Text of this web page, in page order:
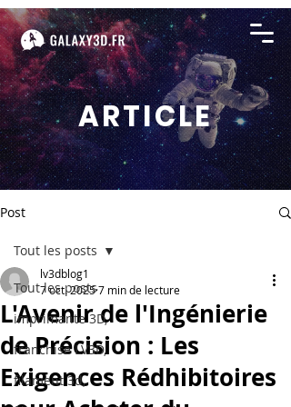
ARTICLE
Post
Tout les posts
imprimante 3D,
franchise LV3D,
filament 3d,
Tout les posts
L'Avenir de l'Ingénierie
de Précision : Les
Exigences Rédhibitoires
lv3dblog1
7 oct. 20257 min de lecture